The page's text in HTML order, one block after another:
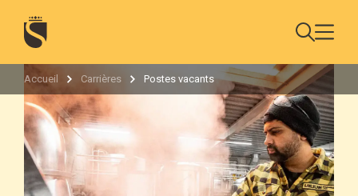
Accueil Carrières Postes vacants